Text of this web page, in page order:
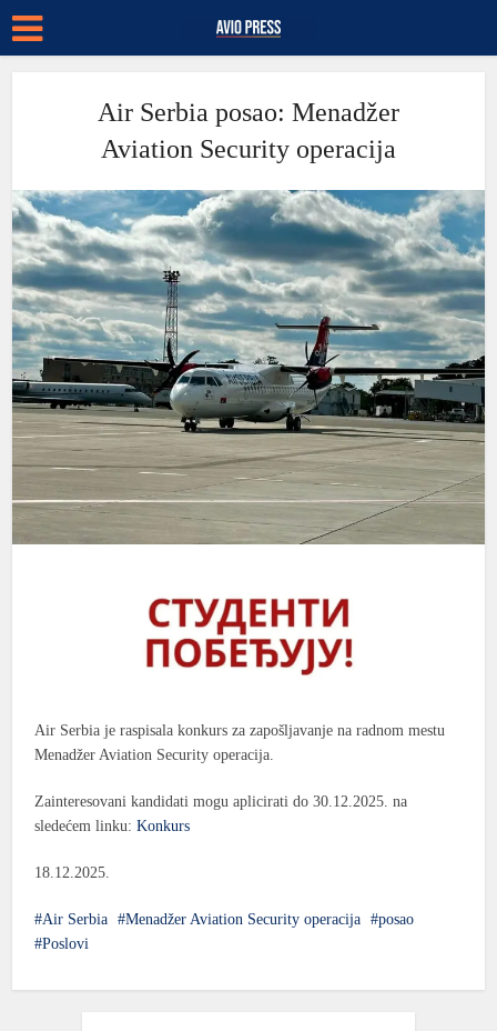
Air Serbia posao: Menadžer
Aviation Security operacija
Air Serbia je raspisala konkurs za zapošljavanje na radnom mestu
Menadžer Aviation Security operacija.
Zainteresovani kandidati mogu aplicirati do 30.12.2025. na
sledećem linku:Konkurs
18.12.2025.
Air Serbia Menadžer Aviation Security operacija
posao
Poslovi